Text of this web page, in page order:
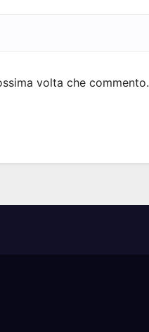
volta che commento.